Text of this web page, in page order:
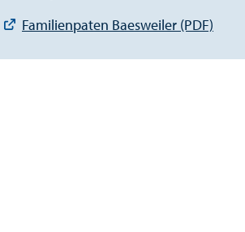
Familienpaten Baesweiler (PDF)